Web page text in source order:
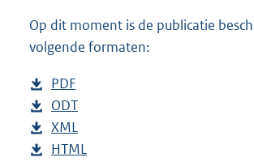
:
Op dit moment is de publicatie
volgende formaten:
D
o
w
n
PDF
e
s
t
D
o
w
ODT
s
D
o
XML
e
D
HTML